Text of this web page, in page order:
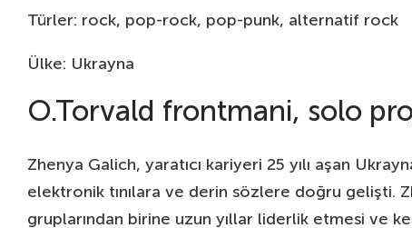
Türler: rock, pop-rock, pop-punk, alternatif rock
Ülke: Ukrayna
O.Torvald frontmani, solo
Zhenya Galich, yaratıcı kariyeri 25 yılı aşan
elektronik tınılara ve derin sözlere doğru gelişti.
gruplarından birine uzun yıllar liderlik etmesi ve